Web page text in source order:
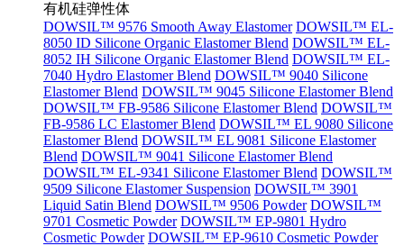
有机硅弹性体
DOWSIL™ 9576 Smooth Away Elastomer DOWSIL™ EL-
8050 ID Silicone Organic Elastomer Blend DOWSIL™ EL-
8052 IH Silicone Organic Elastomer Blend DOWSIL™ EL-
7040 Hydro Elastomer Blend DOWSIL™ 9040 Silicone
Elastomer Blend DOWSIL™ 9045 Silicone Elastomer Blend
DOWSIL™ FB-9586 Silicone Elastomer Blend DOWSIL™
FB-9586 LC Elastomer Blend DOWSIL™ EL 9080 Silicone
Elastomer Blend DOWSIL™ EL 9081 Silicone Elastomer
Blend DOWSIL™ 9041 Silicone Elastomer Blend
DOWSIL™ EL-9341 Silicone Elastomer Blend DOWSIL™
9509 Silicone Elastomer Suspension DOWSIL™ 3901
Liquid Satin Blend DOWSIL™ 9506 Powder DOWSIL™
9701 Cosmetic Powder DOWSIL™ EP-9801 Hydro
Cosmetic Powder DOWSIL™ EP-9610 Cosmetic Powder